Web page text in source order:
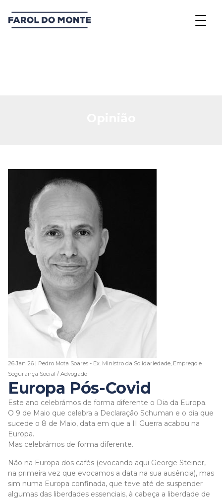
26 Jan 26 | Pedro Mota Soares - Ex. Ministro da Solidariedade, Emprego e
Segurança Social / Advogado
Europa Pós-Covid
Este ano celebrámos de forma diferente o Dia da Europa.
O 9 de Maio que celebra a Declaração Schuman e o dia que
sucede o 8 de Maio, data em que a II Guerra acabou na
Europa.
Mas celebrámos de forma diferente.
Não na Europa dos cafés (evocando aqui George Steiner,
na primeira vez que evocamos a data na sua ausência), mas
sim numa Europa confinada, que teve até de suspender
algumas das liberdades essenciais, à cabeça a liberdade de